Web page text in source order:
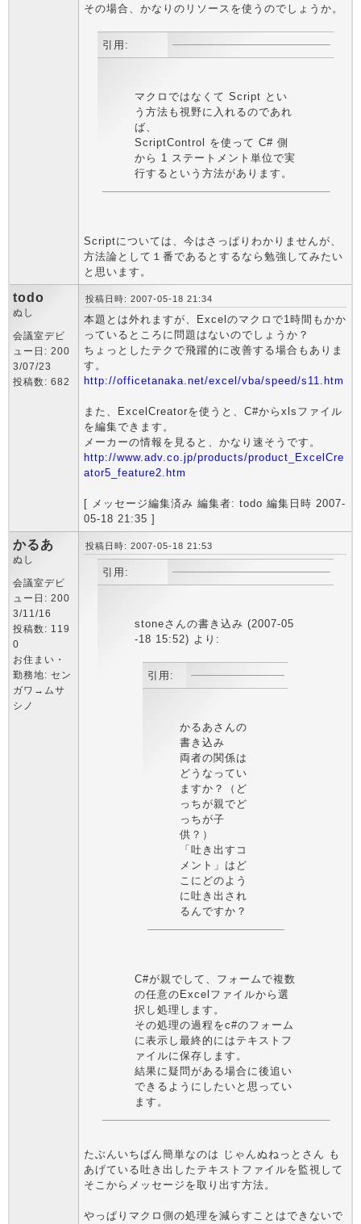
その場合、かなりのリソースを使うのでしょうか。
引用:
マクロではなくて Script とい
う方法も視野に入れるのであれ
ば、
ScriptControl を使って C# 側
から 1 ステートメント単位で実
行するという方法があります。
Scriptについては、今はさっぱりわかりませんが、
方法論として１番であるとするなら勉強してみたい
と思います。
todo
ぬし
会議室デビ
ュー日: 200
3/07/23
投稿数: 682
投稿日時: 2007-05-18 21:34
本題とは外れますが、Excelのマクロで1時間もかか
っているところに問題はないのでしょうか？
ちょっとしたテクで飛躍的に改善する場合もありま
す。
http://officetanaka.net/excel/vba/speed/s11.htm
また、ExcelCreatorを使うと、C#からxlsファイル
を編集できます。
メーカーの情報を見ると、かなり速そうです。
http://www.adv.co.jp/products/product_ExcelCre
ator5_feature2.htm
[ メッセージ編集済み 編集者: todo 編集日時 2007-
05-18 21:35 ]
かるあ
ぬし
会議室デビ
ュー日: 200
3/11/16
投稿数: 119
0
お住まい・
勤務地: セン
ガワ→ムサ
シノ
投稿日時: 2007-05-18 21:53
引用:
stoneさんの書き込み (2007-05
-18 15:52) より:
引用:
かるあさんの
書き込み
両者の関係は
どうなってい
ますか？（ど
っちが親でど
っちが子
供？）
「吐き出すコ
メント」はど
こにどのよう
に吐き出され
るんですか？
C#が親でして、フォームで複数
の任意のExcelファイルから選
択し処理します。
その処理の過程をc#のフォーム
に表示し最終的にはテキストフ
ァイルに保存します。
結果に疑問がある場合に後追い
できるようにしたいと思ってい
ます。
たぶんいちばん簡単なのは じゃんぬねっとさん も
あげている吐き出したテキストファイルを監視して
そこからメッセージを取り出す方法。
やっぱりマクロ側の処理を減らすことはできないで